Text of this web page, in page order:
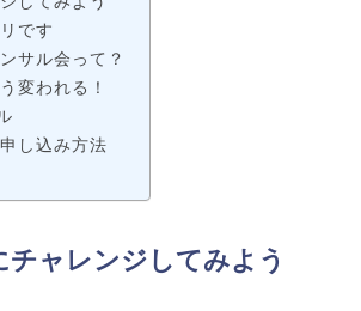
です
サル会って？
変われる！
し込み方法
チャレンジしてみよう